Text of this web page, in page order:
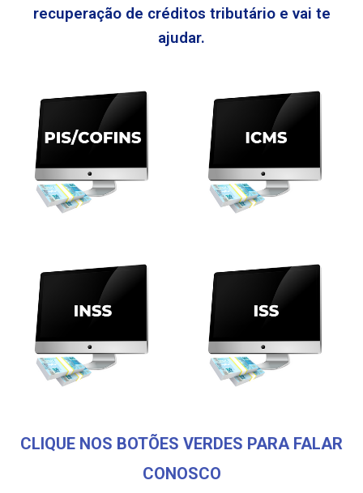
recuperação de créditos tributário e vai te
ajudar.
CLIQUE NOS BOTÕES VERDES PARA FALAR
CONOSCO